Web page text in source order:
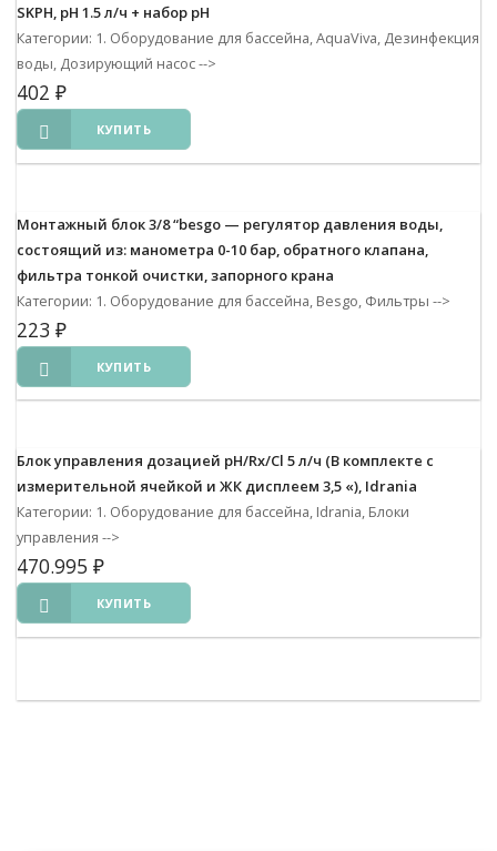
SKPH, рH 1.5 л/ч + набор рH
Категории: 1. Оборудование для бассейна, AquaViva, Дезинфекция
воды, Дозирующий насос-->
402 ₽
КУПИТЬ
Монтажный блок 3/8 “besgo — регулятор давления воды,
состоящий из: манометра 0-10 бар, обратного клапана,
фильтра тонкой очистки, запорного крана
Категории: 1. Оборудование для бассейна, Besgo, Фильтры -->
223 ₽
КУПИТЬ
Блок управления дозацией pH/Rx/Cl 5 л/ч (В комплекте с
измерительной ячейкой и ЖК дисплеем 3,5 «), Idrania
Категории: 1. Оборудование для бассейна, Idrania, Блоки
управления -->
470.995 ₽
КУПИТЬ